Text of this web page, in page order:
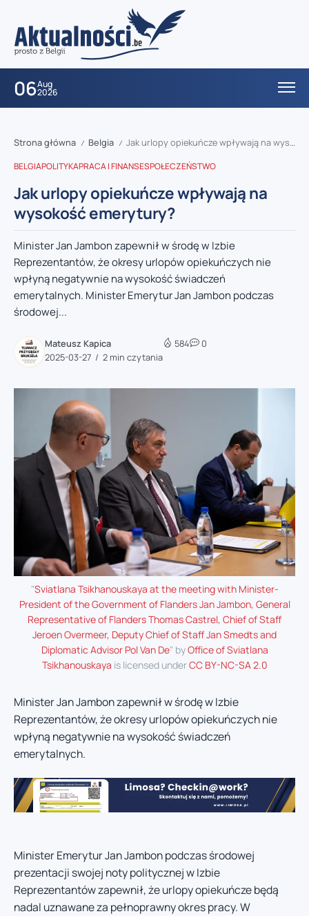
06Aug
2026
Strona główna / Belgia / Jak urlopy opiekuńcze wpływają na wysokość emerytury?
BELGIAPOLITYKAPRACA I FINANSESPOŁECZEŃSTWO
Jak urlopy opiekuńcze wpływają na
wysokość emerytury?
Minister Jan Jambon zapewnił w środę w Izbie
Reprezentantów, że okresy urlopów opiekuńczych nie
wpłyną negatywnie na wysokość świadczeń
emerytalnych. Minister Emerytur Jan Jambon podczas
środowej...
Mateusz Kapica
2025-03-27
2 min czytania
584 0
"Sviatlana Tsikhanouskaya at the meeting with Minister-
President of the Government of Flanders Jan Jambon, General
Representative of Flanders Thomas Castrel, Chief of Staff
Jeroen Overmeer, Deputy Chief of Staff Jan Smedts and
Diplomatic Advisor Pol Van De" byOffice of Sviatlana
Tsikhanouskaya is licensed underCC BY-NC-SA 2.0
Minister Jan Jambon zapewnił w środę w Izbie
Reprezentantów, że okresy urlopów opiekuńczych nie
wpłyną negatywnie na wysokość świadczeń
emerytalnych.
Minister Emerytur Jan Jambon podczas środowej
prezentacji swojej noty politycznej w Izbie
Reprezentantów zapewnił, że urlopy opiekuńcze będą
nadal uznawane za pełnoprawny okres pracy. W